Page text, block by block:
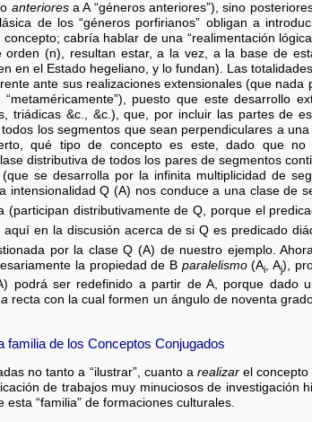
anterioresa A “géneros anteriores”), sino
de los “géneros porfirianos” obligan a
cabría hablar de una “realimentación
(n), resultan estar, a la vez, a la base de
en el Estado hegeliano, y lo fundan). Las
ante sus realizaciones extensionales (que
puesto que este desarrollo
triádicas &c., &c.), que, por incluir las partes de
los segmentos que sean perpendiculares a
qué tipo de concepto es este, dado que
distributiva de todos los pares de segmentos
se desarrolla por la infinita multiplicidad de
intensionalidad Q (A) nos conduce a una clase de
(participan distributivamente de Q, porque el
en la discusión acerca de si Q es predicado
por la clase Q (A) de nuestro ejemplo.
la propiedad de B paralelismo(Ai , Aj),
podrá ser redefinido a partir de A, porque dado
recta con la cual formen un ángulo de noventa
familia de los Conceptos Conjugados
no tanto a “ilustrar”, cuanto a realizarel concepto
de trabajos muy minuciosos de investigación
“familia” de formaciones culturales.